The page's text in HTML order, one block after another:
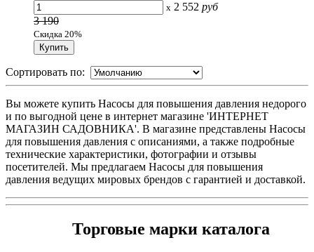
x 2 552 руб
3 190
Скидка 20%
Сортировать по:
Вы можете купить Насосы для повышения давления недорого
и по выгодной цене в интернет магазине 'ИНТЕРНЕТ
МАГАЗИН САДОВНИКА'. В магазине представлены Насосы
для повышения давления с описаниями, а также подробные
технические характеристики, фотографии и отзывы
посетителей. Мы предлагаем Насосы для повышения
давления ведущих мировых брендов с гарантией и доставкой.
Торговые марки каталога